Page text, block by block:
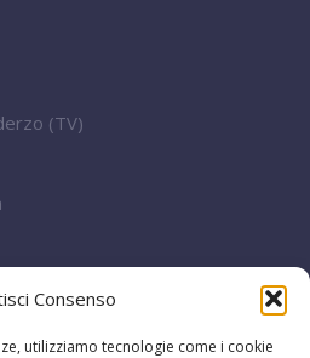
Consenso
utilizziamo tecnologie come i cookie
(TV)